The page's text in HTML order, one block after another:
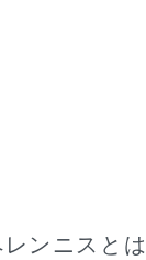
ンニスとは